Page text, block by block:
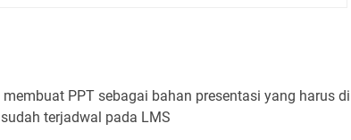
PPT sebagai bahan presentasi yang harus di
terjadwal pada LMS